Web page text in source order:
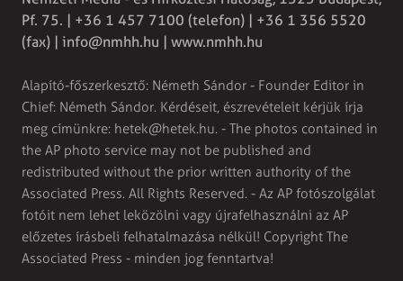
Pf. 75. | +36 1 457 7100 (telefon) | +36 1 356 5520
(fax) | info@nmhh.hu | www.nmhh.hu
Alapító-főszerkesztő: Németh Sándor - Founder Editor in
Chief: Németh Sándor. Kérdéseit, észrevételeit kérjük írja
meg címünkre: hetek@hetek.hu. - The photos contained in
the AP photo service may not be published and
redistributed without the prior written authority of the
Associated Press. All Rights Reserved. - Az AP fotószolgálat
fotóit nem lehet leközölni vagy újrafelhasználni az AP
előzetes írásbeli felhatalmazása nélkül! Copyright The
Associated Press - minden jog fenntartva!